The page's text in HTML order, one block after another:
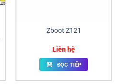
Zboot Z121
Liên hệ
ĐỌC TIẾP